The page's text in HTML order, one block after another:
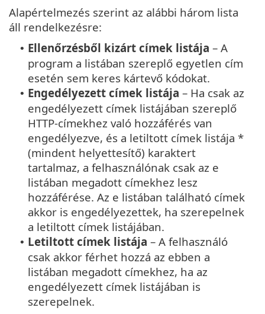
Alapértelmezés szerint az alábbi három lista
áll rendelkezésre:
• Ellenőrzésből kizárt címek listája – A
program a listában szereplő egyetlen cím
esetén sem keres kártevő kódokat.
• Engedélyezett címek listája – Ha csak az
engedélyezett címek listájában szereplő
HTTP-címekhez való hozzáférés van
engedélyezve, és a letiltott címek listája *
(mindent helyettesítő) karaktert
tartalmaz, a felhasználónak csak az e
listában megadott címekhez lesz
hozzáférése. Az e listában található címek
akkor is engedélyezettek, ha szerepelnek
a letiltott címek listájában.
• Letiltott címek listája – A felhasználó
csak akkor férhet hozzá az ebben a
listában megadott címekhez, ha az
engedélyezett címek listájában is
szerepelnek.